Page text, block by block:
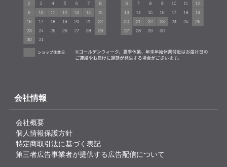
会社情報
会社概要
個人情報保護方針
特定商取引法に基づく表記
第三者広告事業者が提供する広告配信について